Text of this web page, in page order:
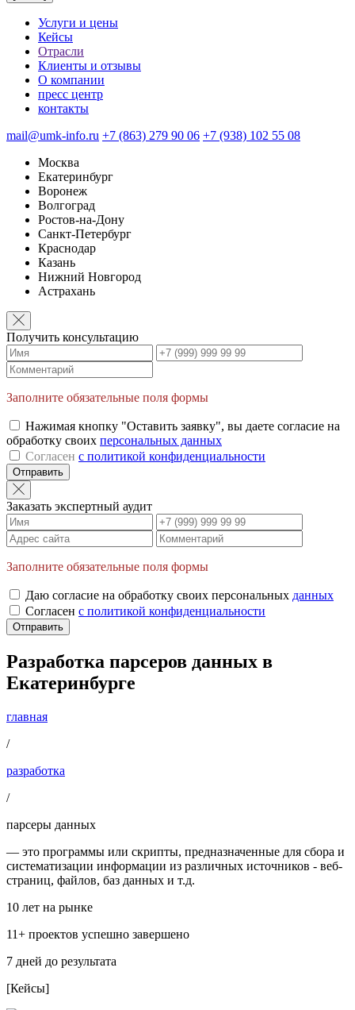
Услуги и цены
Кейсы
Отрасли
Клиенты и отзывы
О компании
пресс центр
контакты
mail@umk-info.ru +7 (863) 279 90 06 +7 (938) 102 55 08
Москва
Екатеринбург
Воронеж
Волгоград
Ростов-на-Дону
Санкт-Петербург
Краснодар
Казань
Нижний Новгород
Астрахань
Получить консультацию
Заполните обязательные поля формы
Нажимая кнопку "Оставить заявку", вы даете согласие на
обработку своих персональных данных
Согласен с политикой конфиденциальности
Отправить
Заказать экспертный аудит
Заполните обязательные поля формы
Даю согласие на обработку своих персональных данных
Согласен с политикой конфиденциальности
Отправить
Разработка парсеров данных в
Екатеринбурге
главная
/
разработка
/
парсеры данных
— это программы или скрипты, предназначенные для сбора и
систематизации информации из различных источников - веб-
страниц, файлов, баз данных и т.д.
10 лет на рынке
11+ проектов успешно завершено
7 дней до результата
[Кейсы]